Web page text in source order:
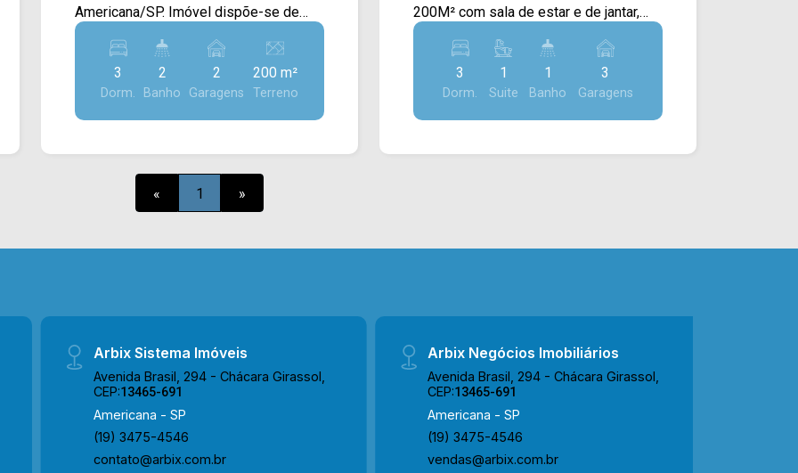
Americana/SP. Imóvel dispõe-se de
200M² com sala de estar e de jantar,
cozinha, edícula nos fundos, quintal e
área de serviço. > 04 dormitórios; > 02
banheiros sociais; > 02 vagas de
garagem. Localizado em Americana, o
supermercados, farmácias, bancos,
restaurantes, postos de saúde, escolas
Av. Cecília Meirelles. Entre em contato
3
Dorm.
2
Banho
2
Garagens
200 m²
Terreno
200M² com sala de estar e de jantar,
cozinha, quintal e área de serviço
coberta. > 03 dormitórios, sendo 01
suíte; > 02 banheiros, sendo 01 social; >
03 vagas de garagem. *Não aceita
financiamento. *Aceita permuta
outros. Além de ter um fácil acesso a
IMÓVEIS - Presente em cada mudança!
3
Dorm.
1
Suite
1
Banho
3
Garagens
« 1 »
Arbix Sistema Imóveis
Avenida Brasil, 294 - Chácara Girassol,
CEP:13465-691
Americana - SP
(19) 3475-4546
contato@arbix.com.br
Arbix Negócios Imobiliários
Avenida Brasil, 294 - Chácara Girassol,
CEP:13465-691
Americana - SP
(19) 3475-4546
vendas@arbix.com.br